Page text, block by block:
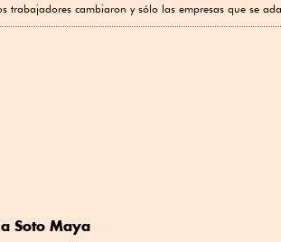
trabajadores cambiaron y sólo las empresas que se
Soto Maya